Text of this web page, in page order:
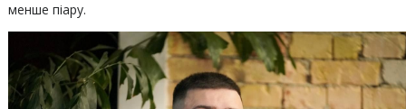
менше піару.